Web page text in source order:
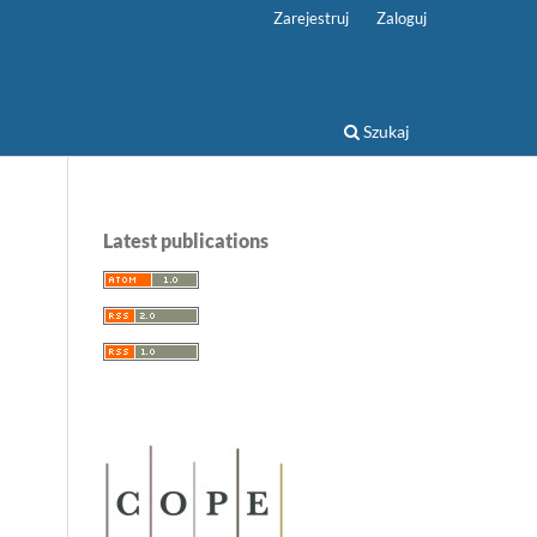
Szukaj
Zarejestruj Zaloguj
Latest publications